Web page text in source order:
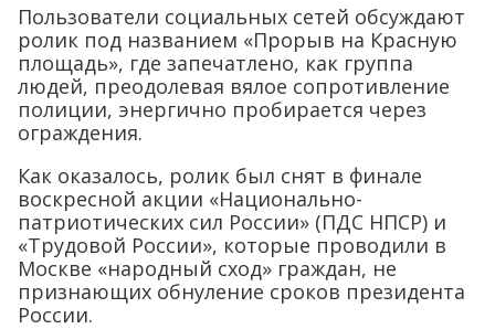
Пользователи социальных сетей обсуждают
ролик под названием «Прорыв на Красную
площадь», где запечатлено, как группа
людей, преодолевая вялое сопротивление
полиции, энергично пробирается через
ограждения.
Как оказалось, ролик был снят в финале
воскресной акции «Национально-
патриотических сил России» (ПДС НПСР) и
«Трудовой России», которые проводили в
Москве «народный сход» граждан, не
признающих обнуление сроков президента
России.